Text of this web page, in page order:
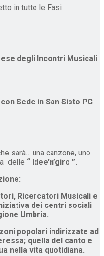
in tutte le Fasi
degli Incontri Musicali
Sede in San Sisto PG
sarà… una canzone, uno
delle “ Idee’n’giro ”.
Ricercatori Musicali e
dei centri sociali
Umbria.
popolari indirizzate ad
quella del canto e
nella vita quotidiana.